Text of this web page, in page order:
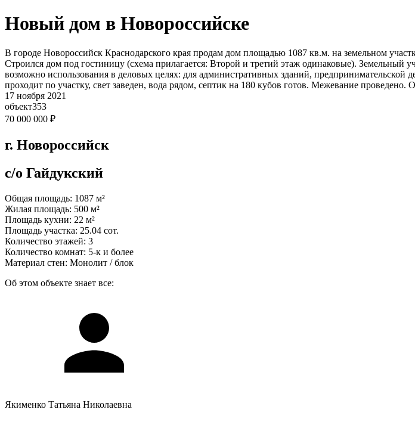
Новый дом в Новороссийске
В городе Новороссийск Краснодарского края продам дом площадью 1087 кв.м. на земельном
Строился дом под гостиницу (схема прилагается: Второй и третий этаж одинаковые). Земельный
возможно использования в деловых целях: для административных зданий, предпринимательской
проходит по участку, свет заведен, вода рядом, септик на 180 кубов готов. Межевание проведено.
17 ноября 2021
объект353
70 000 000 ₽
г. Новороссийск
с/о Гайдукский
Общая площадь: 1087 м²
Жилая площадь: 500 м²
Площадь кухни: 22 м²
Площадь участка: 25.04 сот.
Количество этажей: 3
Количество комнат: 5-к и более
Материал стен: Монолит / блок
Об этом объекте знает все:
Якименко Татьяна Николаевна